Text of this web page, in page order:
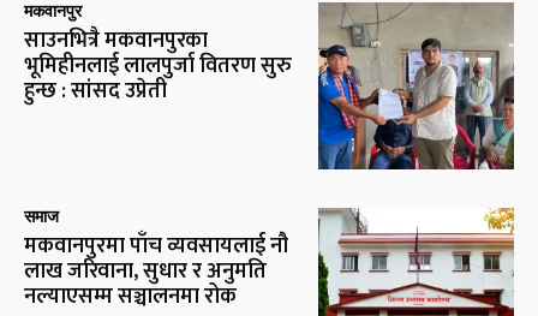
मकवानपुर
साउनभित्रै मकवानपुरका
भूमिहीनलाई लालपुर्जा वितरण सुरु
हुन्छ : सांसद उप्रेती
समाज
मकवानपुरमा पाँच व्यवसायलाई नौ
लाख जरिवाना, सुधार र अनुमति
नल्याएसम्म सञ्चालनमा रोक